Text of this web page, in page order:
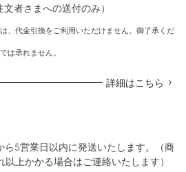
者さまへの送付のみ）
、代金引換をご利用いただけません。御了承くだ
は承れません。
詳細はこちら
5営業日以内に発送いたします。（商
上かかる場合はご連絡いたします）